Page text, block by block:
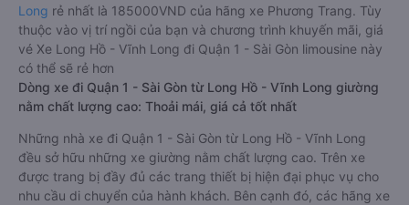
Long rẻ nhất là 185000VND của hãng xe Phương Trang. Tùy
thuộc vào vị trí ngồi của bạn và chương trình khuyến mãi, giá
vé Xe Long Hồ - Vĩnh Long đi Quận 1 - Sài Gòn limousine này
có thể sẽ rẻ hơn
Dòng xe đi Quận 1 - Sài Gòn từ Long Hồ - Vĩnh Long giường
nằm chất lượng cao: Thoải mái, giá cả tốt nhất
Những nhà xe đi Quận 1 - Sài Gòn từ Long Hồ - Vĩnh Long
đều sở hữu những xe giường nằm chất lượng cao. Trên xe
được trang bị đầy đủ các trang thiết bị hiện đại phục vụ cho
nhu cầu di chuyển của hành khách. Bên cạnh đó, các hãng xe